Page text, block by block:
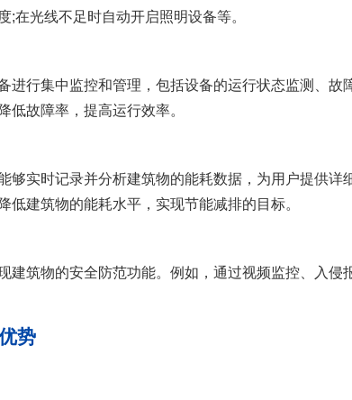
在光线不足时自动开启照明设备等。
行集中监控和管理，包括设备的运行状态监测、故
低故障率，提高运行效率。
实时记录并分析建筑物的能耗数据，为用户提供详
建筑物的能耗水平，实现节能减排的目标。
筑物的安全防范功能。例如，通过视频监控、入侵
势